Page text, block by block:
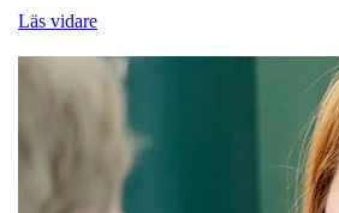
Läs vidare